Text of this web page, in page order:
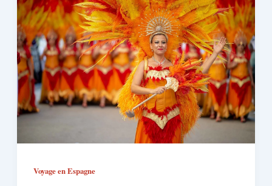
Voyage en Espagne